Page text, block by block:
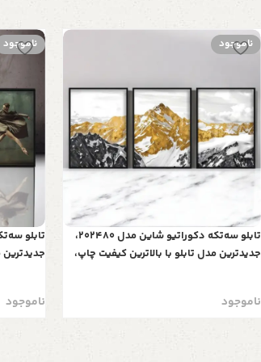
ناموجود
تابلو سه‌تکه دکوراتیو شاین مدل 202480،
جدیدترین مدل تابلو با بالاترین کیفیت چاپ،
ناموجود
ناموجود
جدیدترین
ناموجود